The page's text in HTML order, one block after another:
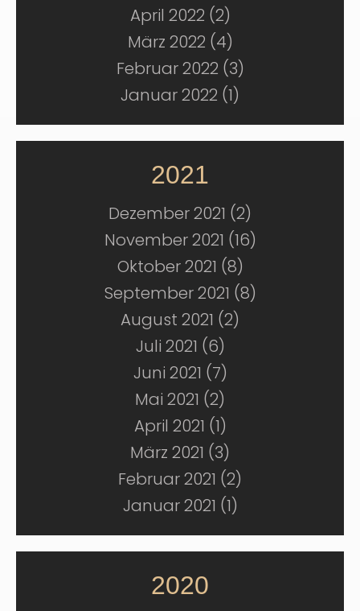
April 2022 (2)
März 2022 (4)
Februar 2022 (3)
Januar 2022 (1)
2021
Dezember 2021 (2)
November 2021 (16)
Oktober 2021 (8)
September 2021 (8)
August 2021 (2)
Juli 2021 (6)
Juni 2021 (7)
Mai 2021 (2)
April 2021 (1)
März 2021 (3)
Februar 2021 (2)
Januar 2021 (1)
2020